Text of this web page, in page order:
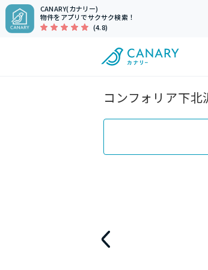
CANARY(カナリー)
物件をアプリでサクサク検索！
(4.8)
コンフォリア下